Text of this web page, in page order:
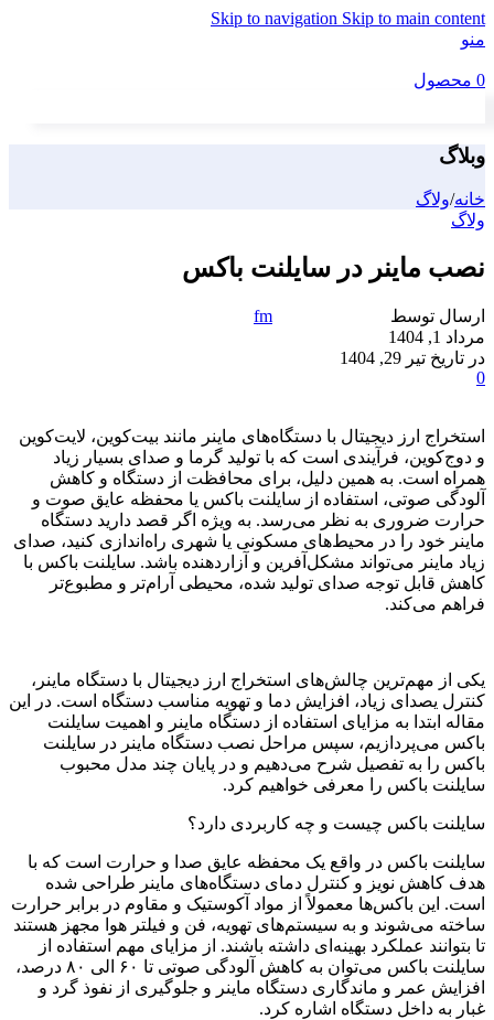
Skip to navigation Skip to main content
منو
0 محصول
وبلاگ
خانه/ولاگ
ولاگ
نصب ماینر در سایلنت باکس
ارسال توسط
fm
مرداد 1, 1404
در تاریخ تیر 29, 1404
0
استخراج ارز دیجیتال با دستگاه‌های ماینر مانند بیت‌کوین، لایت‌کوین
و دوج‌کوین، فرآیندی است که با تولید گرما و صدای بسیار زیاد
همراه است. به همین دلیل، برای محافظت از دستگاه و کاهش
آلودگی صوتی، استفاده از سایلنت باکس یا محفظه عایق صوت و
حرارت ضروری به نظر می‌رسد. به ویژه اگر قصد دارید دستگاه
ماینر خود را در محیط‌های مسکونی یا شهری راه‌اندازی کنید، صدای
زیاد ماینر می‌تواند مشکل‌آفرین و آزاردهنده باشد. سایلنت باکس با
کاهش قابل توجه صدای تولید شده، محیطی آرام‌تر و مطبوع‌تر
فراهم می‌کند.
یکی از مهم‌ترین چالش‌های استخراج ارز دیجیتال با دستگاه ماینر،
کنترل یصدای زیاد، افزایش دما و تهویه مناسب دستگاه است. در این
مقاله ابتدا به مزایای استفاده از دستگاه ماینر و اهمیت سایلنت
باکس می‌پردازیم، سپس مراحل نصب دستگاه ماینر در سایلنت
باکس را به تفصیل شرح می‌دهیم و در پایان چند مدل محبوب
سایلنت باکس را معرفی خواهیم کرد.
سایلنت باکس چیست و چه کاربردی دارد؟
سایلنت باکس در واقع یک محفظه عایق صدا و حرارت است که با
هدف کاهش نویز و کنترل دمای دستگاه‌های ماینر طراحی شده
است. این باکس‌ها معمولاً از مواد آکوستیک و مقاوم در برابر حرارت
ساخته می‌شوند و به سیستم‌های تهویه، فن و فیلتر هوا مجهز هستند
تا بتوانند عملکرد بهینه‌ای داشته باشند. از مزایای مهم استفاده از
سایلنت باکس می‌توان به کاهش آلودگی صوتی تا ۶۰ الی ۸۰ درصد،
افزایش عمر و ماندگاری دستگاه ماینر و جلوگیری از نفوذ گرد و
غبار به داخل دستگاه اشاره کرد.